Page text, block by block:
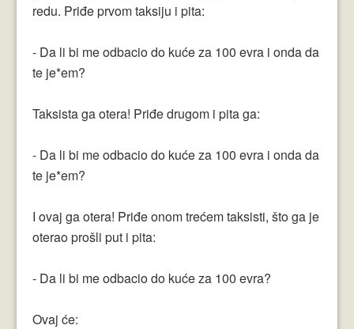
redu. Priđe prvom taksiju i pita:
- Da li bi me odbacio do kuće za 100 evra i onda da
te je*em?
Taksista ga otera! Priđe drugom i pita ga:
- Da li bi me odbacio do kuće za 100 evra i onda da
te je*em?
I ovaj ga otera! Priđe onom trećem taksisti, što ga je
oterao prošli put i pita:
- Da li bi me odbacio do kuće za 100 evra?
Ovaj će: